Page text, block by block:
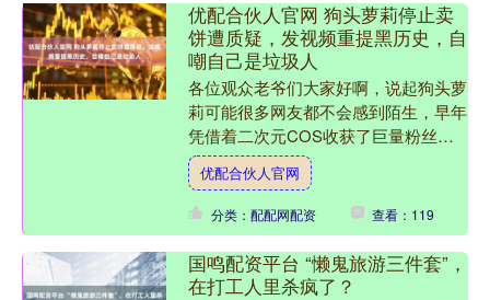
优配合伙人官网 狗头萝莉停止卖
饼遭质疑，发视频重提黑历史，自
嘲自己是垃圾人
各位观众老爷们大家好啊，说起狗头萝
莉可能很多网友都不会感到陌生，早年
凭借着二次元COS收获了巨量粉丝，
但是在事业发展的上升期却遭到了前男
友公布黑料，随后狗头萝莉....
优配合伙人官网
分类：配配网配资 查看：119
国鸣配资平台 “懒鬼旅游三件套”，
在打工人里杀疯了？